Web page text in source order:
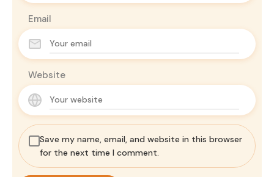
Email
Website
Save my name, email, and website in this browser
for the next time I comment.